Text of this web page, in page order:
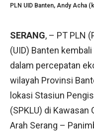
PLN UID Banten, Andy Acha
SERANG, – PT PLN
(UID) Banten
dalam percepatan
wilayah Provinsi
lokasi Stasiun
(SPKLU) di Kawasan
Arah Serang –